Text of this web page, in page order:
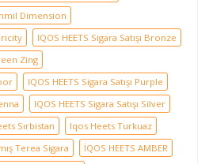
Dimension
IQOS HEETS Sigara Satışı Bronze
Zing
IQOS HEETS Sigara Satışı Purple
IQOS HEETS Sigara Satışı Silver
Sırbistan
Iqos Heets Turkuaz
Terea Sigara
İQOS HEETS AMBER